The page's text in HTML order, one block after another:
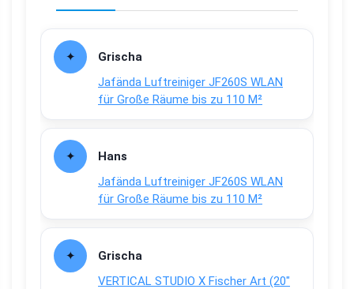
Grischa
Jafända Luftreiniger JF260S WLAN
für Große Räume bis zu 110 M²
Hans
Jafända Luftreiniger JF260S WLAN
für Große Räume bis zu 110 M²
Grischa
VERTICAL STUDIO X Fischer Art (20″